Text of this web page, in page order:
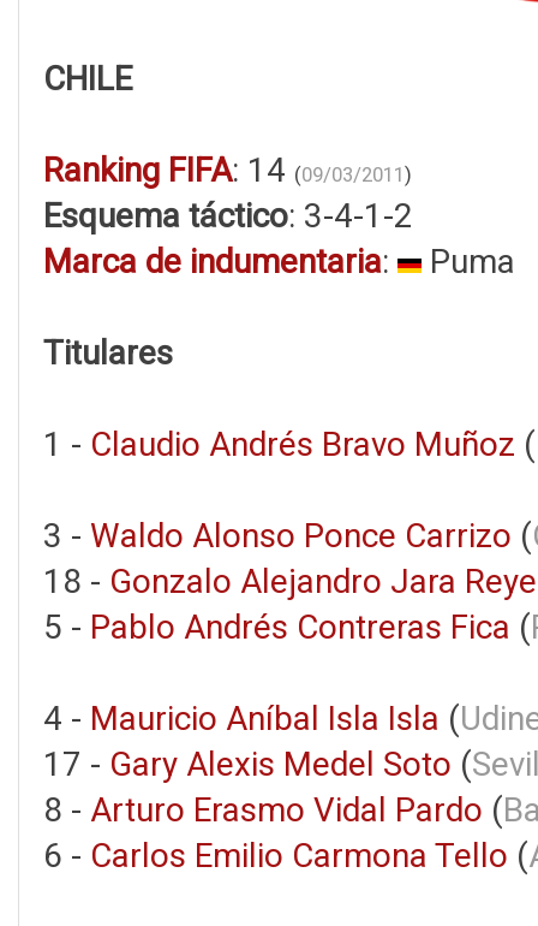
CHILE
Ranking FIFA: 14 (09/03/2011)
Esquema táctico: 3-4-1-2
Marca de indumentaria: Puma
Titulares
1 - Claudio Andrés Bravo Muñoz (
3 - Waldo Alonso Ponce Carrizo (
18 - Gonzalo Alejandro Jara
5 - Pablo Andrés Contreras Fica (
4 - Mauricio Aníbal Isla Isla (
17 - Gary Alexis Medel Soto (
8 - Arturo Erasmo Vidal Pardo (
6 - Carlos Emilio Carmona Tello (